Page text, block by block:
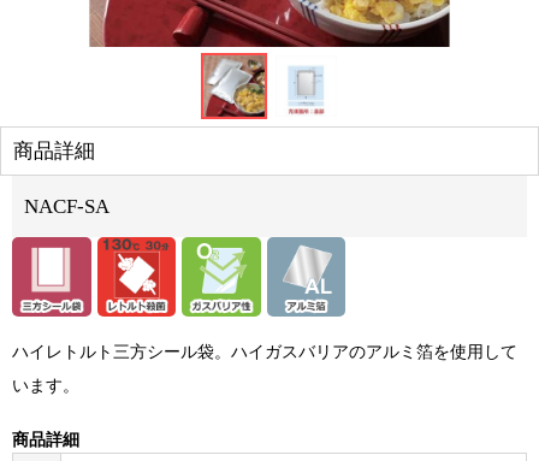
商品詳細
NACF-SA
ハイレトルト三方シール袋。ハイガスバリアのアルミ箔を使用して
います。
商品詳細